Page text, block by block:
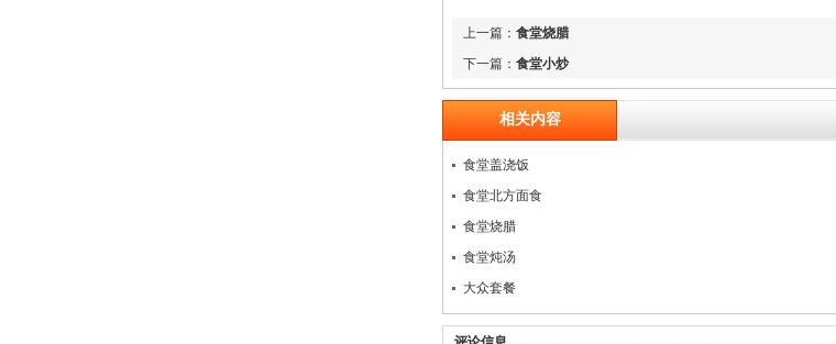
上一篇： 食堂烧腊
下一篇： 食堂小炒
相关内容
食堂盖浇饭
食堂北方面食
食堂烧腊
食堂炖汤
大众套餐